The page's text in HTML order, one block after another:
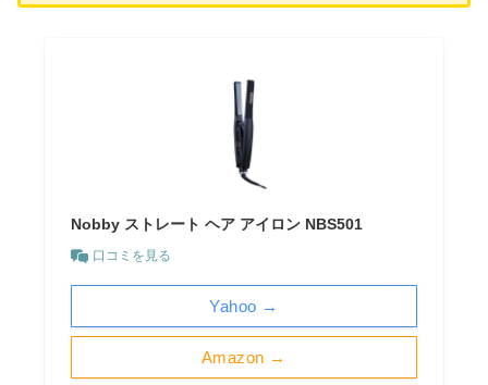
Nobby ストレート ヘア アイロン NBS501
口コミを見る
Amazon →
Yahoo →